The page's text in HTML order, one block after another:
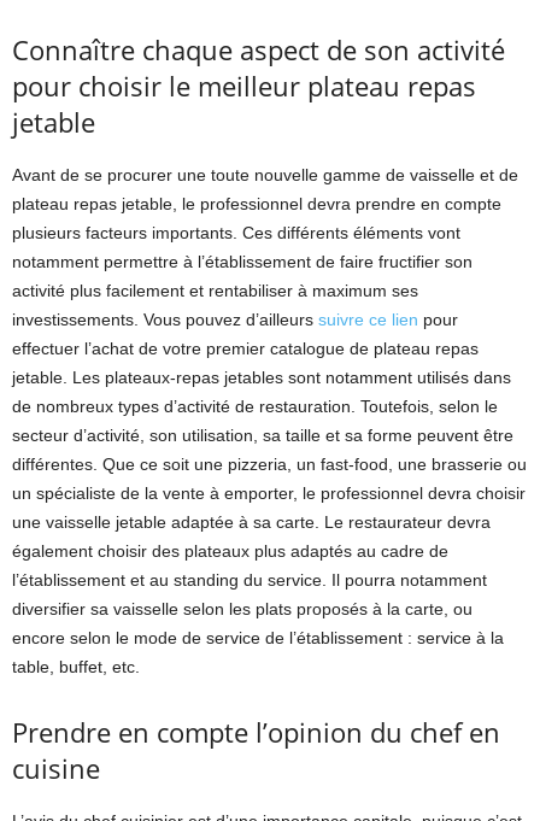
Connaître chaque aspect de son activité
pour choisir le meilleur plateau repas
jetable
Avant de se procurer une toute nouvelle gamme de vaisselle et de
plateau repas jetable, le professionnel devra prendre en compte
plusieurs facteurs importants. Ces différents éléments vont
notamment permettre à l’établissement de faire fructifier son
activité plus facilement et rentabiliser à maximum ses
investissements. Vous pouvez d’ailleurs suivre ce lien pour
effectuer l’achat de votre premier catalogue de plateau repas
jetable. Les plateaux-repas jetables sont notamment utilisés dans
de nombreux types d’activité de restauration. Toutefois, selon le
secteur d’activité, son utilisation, sa taille et sa forme peuvent être
différentes. Que ce soit une pizzeria, un fast-food, une brasserie ou
un spécialiste de la vente à emporter, le professionnel devra choisir
une vaisselle jetable adaptée à sa carte. Le restaurateur devra
également choisir des plateaux plus adaptés au cadre de
l’établissement et au standing du service. Il pourra notamment
diversifier sa vaisselle selon les plats proposés à la carte, ou
encore selon le mode de service de l’établissement : service à la
table, buffet, etc.
Prendre en compte l’opinion du chef en
cuisine